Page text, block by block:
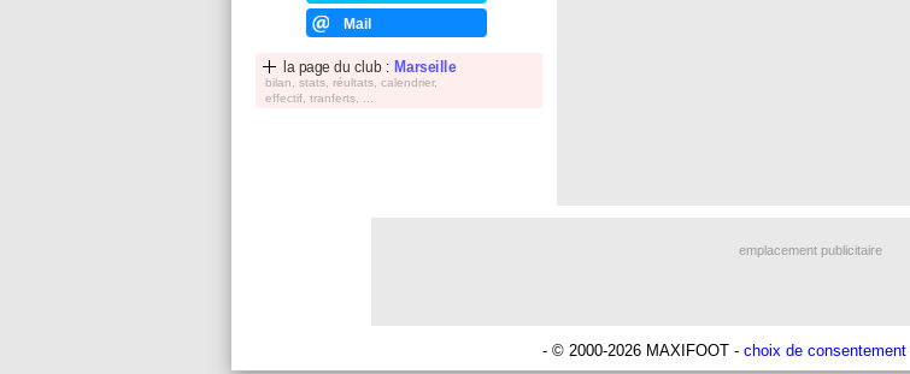
Mail
la page du club : Marseille
bilan, stats, réultats, calendrier,
effectif, tranferts, ...
emplacement publicitaire
- © 2000-2026 MAXIFOOT - choix de consentement